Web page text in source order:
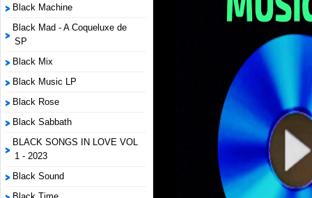
Black Machine
Black Mad - A Coqueluxe de
SP
Black Mix
Black Music LP
Black Rose
Black Sabbath
BLACK SONGS IN LOVE VOL
1 - 2023
Black Sound